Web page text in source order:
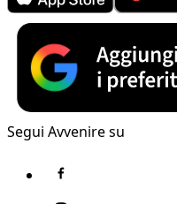
Segui Avvenire su